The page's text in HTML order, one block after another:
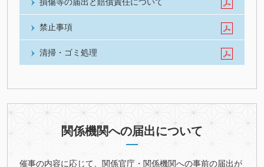
禁止事項
清掃・ゴミ処理
関係機関への届出について
催事の内容に応じて、関係官庁・関係機関への事前の届出が